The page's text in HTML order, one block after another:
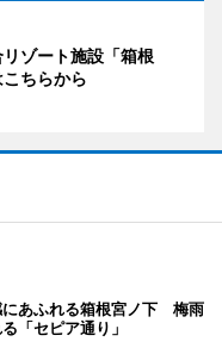
ゾート施設「箱根
ちらから
にあふれる箱根宮ノ下 梅雨
「セピア通り」